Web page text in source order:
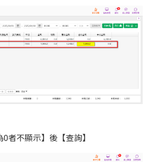
者不顯示】後【查詢】